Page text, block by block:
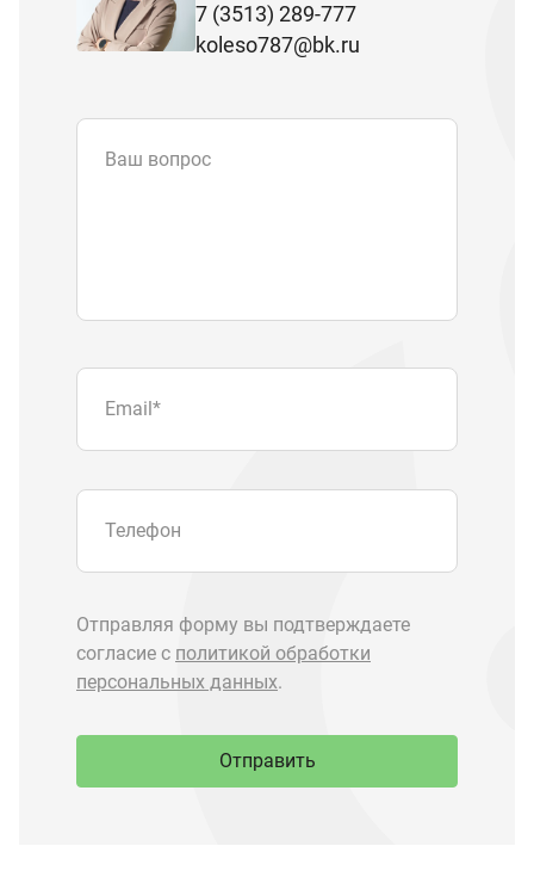
7 (3513) 289-777
koleso787@bk.ru
Ваш вопрос
Запчасти Урал
Запчасти Камаз
Спецпредложения